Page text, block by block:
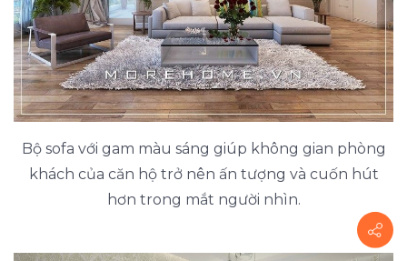
Bộ sofa với gam màu sáng giúp không gian phòng
khách của căn hộ trở nên ấn tượng và cuốn hút
hơn trong mắt người nhìn.